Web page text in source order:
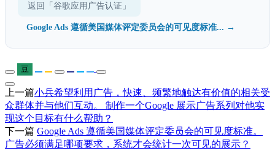
返回「谷歌应用广告认证」
Google Ads 遵循美国媒体评定委员会的可见度标准... →
豆
上一篇小兵希望利用广告，快速、频繁地触达有价值的相关受
众群体并与他们互动。 制作一个Google 展示广告系列对他实
现这个目标有什么帮助？
下一篇 Google Ads 遵循美国媒体评定委员会的可见度标准。
广告必须满足哪项要求，系统才会统计一次可见的展示？